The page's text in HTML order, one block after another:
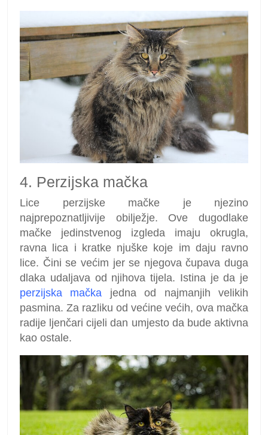
4. Perzijska mačka
Lice perzijske mačke je njezino
najprepoznatljivije obilježje. Ove dugodlake
mačke jedinstvenog izgleda imaju okrugla,
ravna lica i kratke njuške koje im daju ravno
lice. Čini se većim jer se njegova čupava duga
dlaka udaljava od njihova tijela. Istina je da je
perzijska mačka jedna od najmanjih velikih
pasmina. Za razliku od većine većih, ova mačka
radije ljenčari cijeli dan umjesto da bude aktivna
kao ostale.